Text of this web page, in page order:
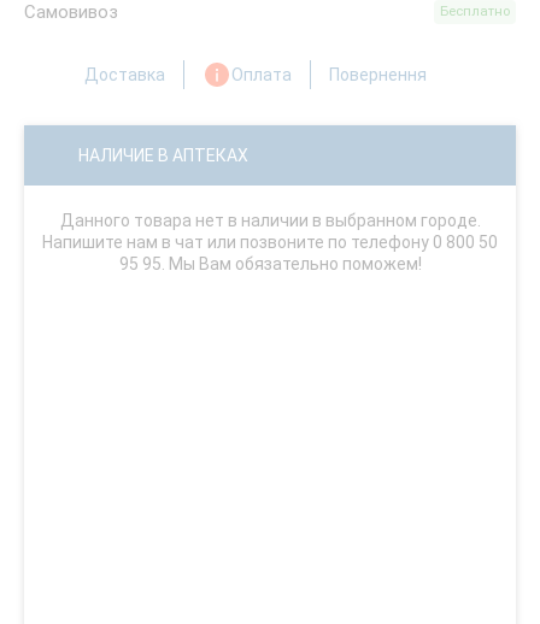
Самовивоз Бесплатно
Доставка Оплата Повернення
НАЛИЧИЕ В АПТЕКАХ
Данного товара нет в наличии в выбранном городе.
Напишите нам в чат или позвоните по телефону 0 800 50
95 95. Мы Вам обязательно поможем!